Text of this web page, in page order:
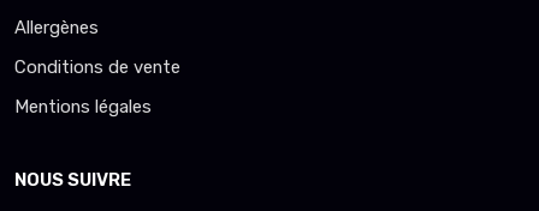
Allergènes
Conditions de vente
Mentions légales
NOUS SUIVRE